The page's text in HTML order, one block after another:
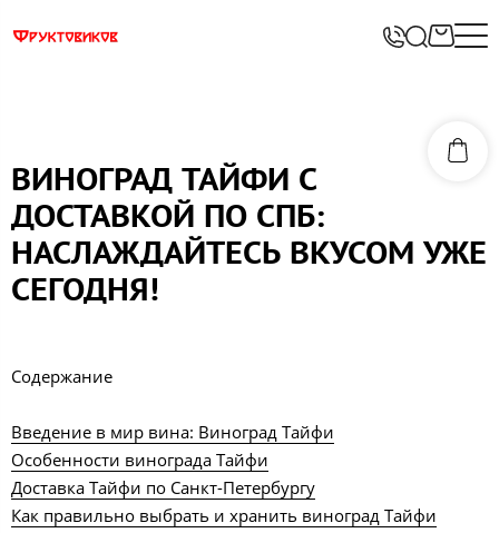
ВИНОГРАД ТАЙФИ С
ДОСТАВКОЙ ПО СПБ:
НАСЛАЖДАЙТЕСЬ ВКУСОМ УЖЕ
СЕГОДНЯ!
Содержание
Введение в мир вина: Виноград Тайфи
Особенности винограда Тайфи
Доставка Тайфи по Санкт-Петербургу
Как правильно выбрать и хранить виноград Тайфи